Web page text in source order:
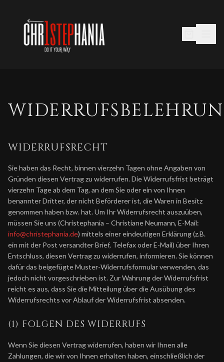
WIDERRUFSRECHT
Sie haben das Recht, binnen vierzehn Tagen ohne Angaben von
Gründen diesen Vertrag zu widerrufen. Die Widerrufsfrist beträgt
vierzehn Tage ab dem Tag, an dem Sie oder ein von Ihnen
benannter Dritter, der nicht Beförderer ist, die Waren in Besitz
genommen haben bzw. hat. Um Ihr Widerrufsrecht auszuüben,
müssen Sie uns (Christephania – Christiane Neumann, E-Mail:
info@christephania.de) mittels einer eindeutigen Erklärung (z.B.
ein mit der Post versandter Brief, Telefax oder E-Mail) über Ihren
Entschluss, diesen Vertrag zu widerrufen, informieren. Sie können
dafür das beigefügte Muster-Widerrufsformular verwenden, das
jedoch nicht vorgeschrieben ist. Zur Wahrung der Widerrufsfrist
reicht es aus, dass Sie die Mitteilung über die Ausübung des
Widerrufsrechts vor Ablauf der Widerrufsfrist absenden.
(1) FOLGEN DES WIDERRUFS
Wenn Sie diesen Vertrag widerrufen, haben wir Ihnen alle
Zahlungen, die wir von Ihnen erhalten haben, einschließlich der